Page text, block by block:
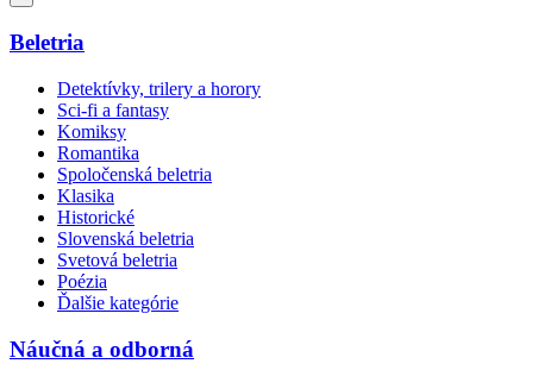
Beletria
Detektívky, trilery a horory
Sci-fi a fantasy
Komiksy
Romantika
Spoločenská beletria
Klasika
Historické
Slovenská beletria
Svetová beletria
Poézia
Ďalšie kategórie
Náučná a odborná